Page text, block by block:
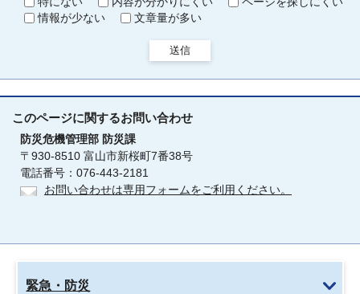
情報が少ない
文章量が多い
送信
このページに関するお問い合わせ
防災危機管理部 防災課
〒930-8510 富山市新桜町7番38号
電話番号：076-443-2181
お問い合わせは専用フォームをご利用ください。
緊急・防災